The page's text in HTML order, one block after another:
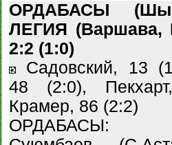
ОРДАБАСЫ
ЛЕГИЯ
2:2 (1:0)
Садовский, 13
48 (2:0),
Крамер, 86 (2:2)
ОРДАБАСЫ: